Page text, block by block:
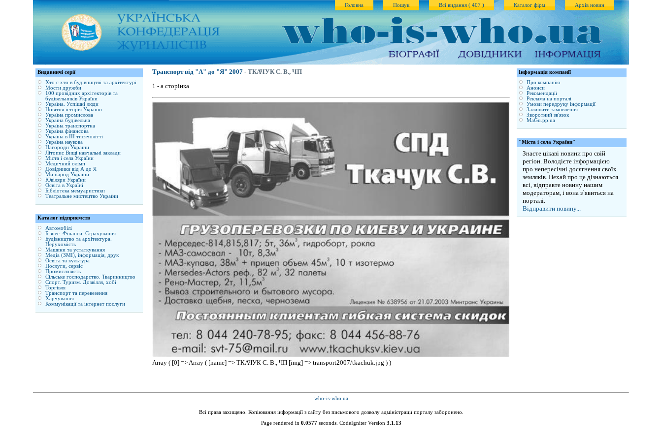
Архів новин
Каталог фірм
Всі видання ( 407 )
Пошук
Головна
Транспорт від "А" до "Я" 2007 - ТКАЧУК С. В., ЧП
1 - а сторінка
Array ( [0] => Array ( [name] => ТКАЧУК С. В., ЧП [img] => transport2007/tkachuk.jpg ) )
Iнформація компанії
Про компанію
Анонси
Рекомендації
Реклама на порталі
Умови передруку інформації
Залишити замовлення
Зворотний зв'язок
MaGu.pp.ua
"Міста і села України"
Знаєте цікаві новини про свій
регіон. Володієте інформацією
про непересічні досягнення своїх
земляків. Нехай про це дізнаються
всі, відправте новину нашим
модераторам, і вона з`явиться на
порталі.
Відправити новину...
Видавничі серії
Хто є хто в будівництві та архітектурі
Мости дружби
100 провідних архітекторів та
будівельників України
Україна. Успішні люди
Новітня історія України
Україна промислова
Україна будівельна
Україна транспортна
Україна фінансова
Україна в ІІІ тисячолітті
Україна наукова
Нагороди України
Літопис Вищі навчальні заклади
Міста і села України
Медичний олімп
Довідники від А до Я
Ми народ України
Ювіляри України
Освіта в Україні
Бібліотека мемуаристики
Театральне мистецтво України
Каталог підприємств
Автомобілі
Бізнес. Фінанси. Страхування
Будівництво та архітектура.
Нерухомість
Машини та устаткування
Медіа (ЗМІ), інформація, друк
Освіта та культура
Послуги, сервіс
Промисловість
Сільське господарство. Тваринництво
Спорт. Туризм. Дозвілля, хобі
Торгівля
Транспорт та перевезення
Харчування
Коммунікації та інтернет послуги
who-is-who.ua
Всі права захищено. Копіювання інформації з сайту без письмового дозволу адміністрації порталу заборонено.
Page rendered in 0.0577seconds. CodeIgniter Version 3.1.13